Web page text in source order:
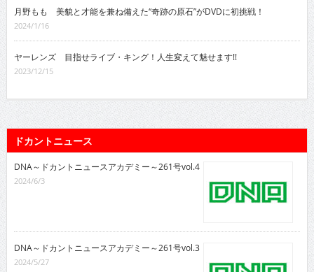
月野もも 美貌と才能を兼ね備えた“奇跡の原石”がDVDに初挑戦！
2024/1/16
ヤーレンズ 目指せライブ・キング！人生変えて魅せます!!
2023/12/15
ドカントニュース
DNA～ドカントニュースアカデミー～261号vol.4
2024/6/3
DNA～ドカントニュースアカデミー～261号vol.3
2024/5/27